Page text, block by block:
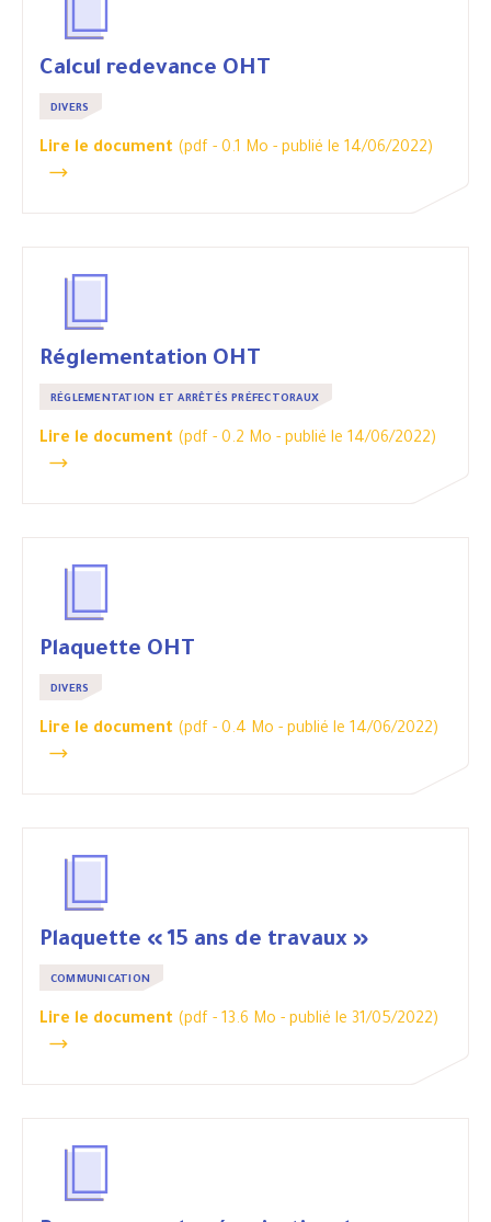
Calcul redevance OHT
DIVERS
Lire le document (pdf - 0.1 Mo - publié le 14/06/2022)
Réglementation OHT
RÉGLEMENTATION ET ARRÊTÉS PRÉFECTORAUX
Lire le document (pdf - 0.2 Mo - publié le 14/06/2022)
Plaquette OHT
DIVERS
Lire le document (pdf - 0.4 Mo - publié le 14/06/2022)
Plaquette « 15 ans de travaux »
COMMUNICATION
Lire le document (pdf - 13.6 Mo - publié le 31/05/2022)